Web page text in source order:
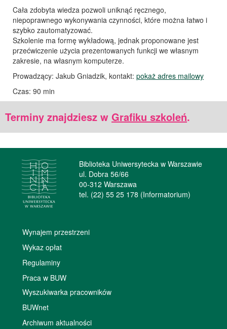
Cała zdobyta wiedza pozwoli uniknąć ręcznego,
niepoprawnego wykonywania czynności, które można łatwo i
szybko zautomatyzować.
Szkolenie ma formę wykładową, jednak proponowane jest
przećwiczenie użycia prezentowanych funkcji we własnym
zakresie, na własnym komputerze.
Prowadzący: Jakub Gniadzik, kontakt: pokaż adres mailowy
Czas: 90 min
Terminy znajdziesz w Grafiku szkoleń.
Biblioteka Uniwersytecka w Warszawie
ul. Dobra 56/66
00-312 Warszawa
tel. (22) 55 25 178 (Informatorium)
Wynajem przestrzeni
Wykaz opłat
Regulaminy
Praca w BUW
Wyszukiwarka pracowników
BUWnet
Archiwum aktualności